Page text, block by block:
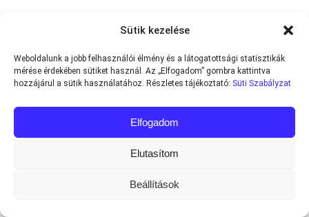
Sütik kezelése
Weboldalunk a jobb felhasználói élmény és a látogatottsági statisztikák
mérése érdekében sütiket használ. Az „Elfogadom” gombra kattintva
hozzájárul a sütik használatához. Részletes tájékoztató: Süti Szabályzat
Elfogadom
Elutasítom
Beállítások